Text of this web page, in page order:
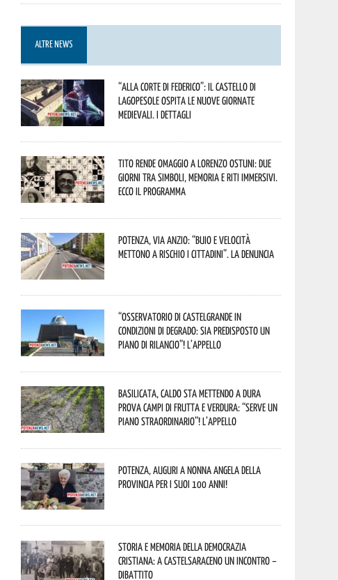
ALTRE NEWS
“Alla corte di Federico”: il Castello di
Lagopesole ospita le nuove Giornate
Medievali. I dettagli
Tito rende omaggio a Lorenzo Ostuni: due
giorni tra simboli, memoria e riti immersivi.
Ecco il programma
Potenza, Via Anzio: “Buio e velocità
mettono a rischio i cittadini”. La denuncia
“Osservatorio di Castelgrande in
condizioni di degrado: sia predisposto un
piano di rilancio”! L’appello
Basilicata, caldo sta mettendo a dura
prova campi di frutta e verdura: “Serve un
piano straordinario”! L’appello
Potenza, auguri a nonna Angela della
provincia per i suoi 100 anni!
Storia e memoria della Democrazia
Cristiana: a Castelsaraceno un incontro –
dibattito